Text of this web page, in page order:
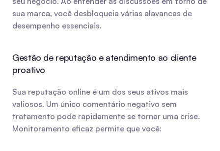
sua marca, você desbloqueia várias alavancas de
desempenho essenciais.
Gestão de reputação e atendimento ao cliente
proativo
Sua reputação online é um dos seus ativos mais
valiosos. Um único comentário negativo sem
tratamento pode rapidamente se tornar uma crise.
Monitoramento eficaz permite que você: